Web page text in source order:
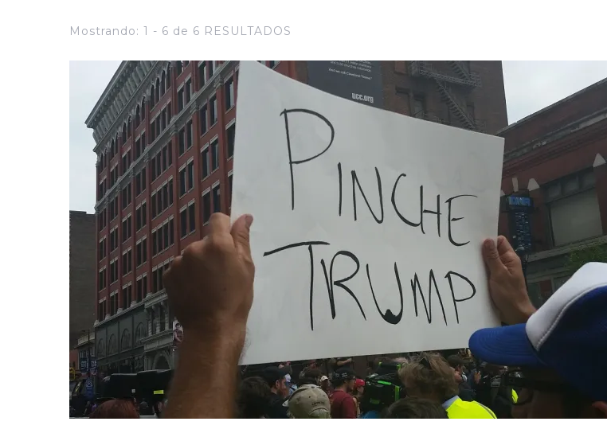
Mostrando: 1 - 6 de 6 RESULTADOS